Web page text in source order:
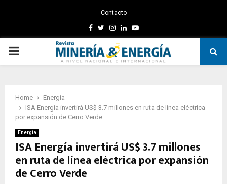
Contacto
Facebook
TwitterInstagram
LinkedinYoutube
PRIMARY
Home
Energía
ISA Energía invertirá US$ 3.7 millones en ruta de línea eléctrica
por expansión de Cerro Verde
Energía
ISA Energía invertirá US$ 3.7 millones
en ruta de línea eléctrica por expansión
de Cerro Verde